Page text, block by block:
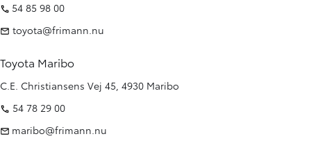
54 85 98 00
toyota@frimann.nu
Toyota Maribo
C.E. Christiansens Vej 45, 4930 Maribo
54 78 29 00
maribo@frimann.nu